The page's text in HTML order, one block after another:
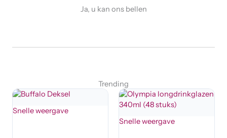
Ja, u kan ons bellen
Trending
Snelle weergave
Snelle weergave